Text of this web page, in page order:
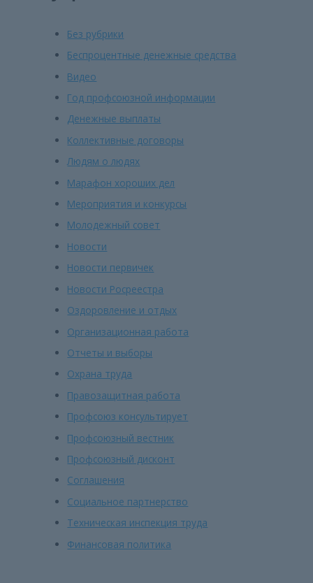
Без рубрики
Беспроцентные денежные средства
Видео
Год профсоюзной информации
Денежные выплаты
Коллективные договоры
Людям о людях
Марафон хороших дел
Мероприятия и конкурсы
Молодежный совет
Новости
Новости первичек
Новости Росреестра
Оздоровление и отдых
Организационная работа
Отчеты и выборы
Охрана труда
Правозащитная работа
Профсоюз консультирует
Профсоюзный вестник
Профсоюзный дисконт
Соглашения
Социальное партнерство
Техническая инспекция труда
Финансовая политика